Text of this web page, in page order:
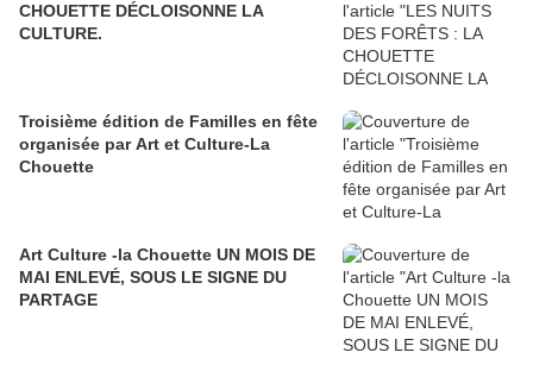
CHOUETTE DÉCLOISONNE LA
CULTURE.
Troisième édition de Familles en fête
organisée par Art et Culture-La
Chouette
Art Culture -la Chouette UN MOIS DE
MAI ENLEVÉ, SOUS LE SIGNE DU
PARTAGE